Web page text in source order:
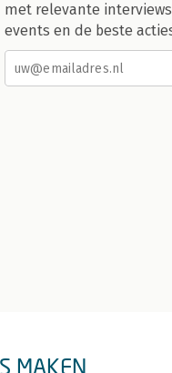
met relevante
events en de beste
MAKEN